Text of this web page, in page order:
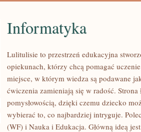
INFORMATYKA
Informatyka
Lulitulisie to przestrzeń edukacyjna
opiekunach, którzy chcą pomagać
miejsce, w którym wiedza są podawane
ćwiczenia zamieniają się w radość. Strona
pomysłowością, dzięki czemu dziecko
wybierać to, co najbardziej intryguje.
(WF) i Nauka i Edukacja. Główną ideą